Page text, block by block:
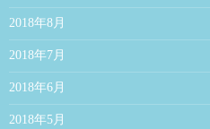
2018年8月
2018年7月
2018年6月
2018年5月